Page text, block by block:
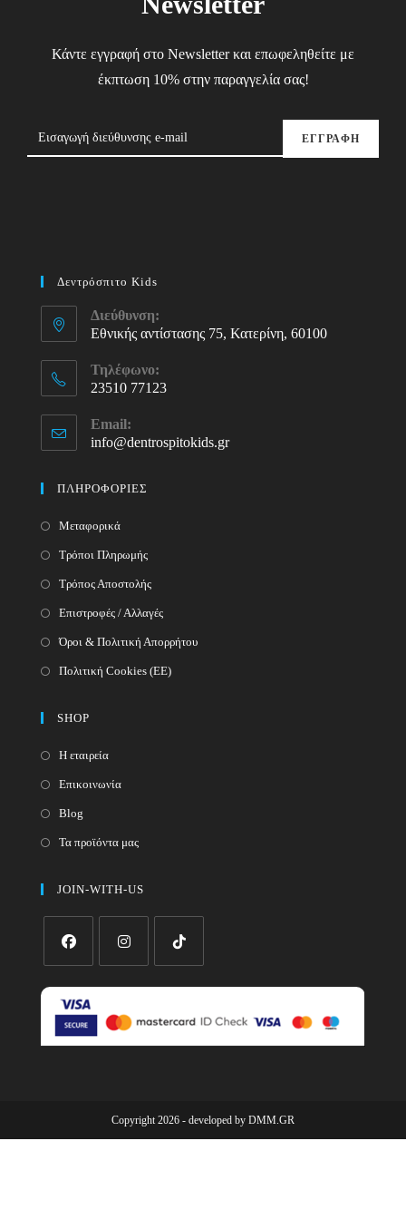
Κάντε εγγραφή στο Newsletter και επωφεληθείτε με
έκπτωση 10% στην παραγγελία σας!
ΕΓΓΡΑΦΗ
Δεντρόσπιτο Kids
Διεύθυνση:
Εθνικής αντίστασης 75, Κατερίνη, 60100
Τηλέφωνο:
23510 77123
in
Email:
info@dentrospitokids.grOpens
ΠΛΗΡΟΦΟΡΙΕΣ
Μεταφορικά
Τρόποι Πληρωμής
Τρόπος Αποστολής
Επιστροφές / Αλλαγές
Όροι & Πολιτική Απορρήτου
Πολιτική Cookies (ΕΕ)
SHOP
Η εταιρεία
Επικοινωνία
Blog
Τα προϊόντα μας
JOIN-WITH-US
new
new
a
new
Copyright 2026 - developed by DMM.GR